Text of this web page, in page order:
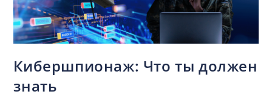
Кибершпионаж: Что ты должен
знать